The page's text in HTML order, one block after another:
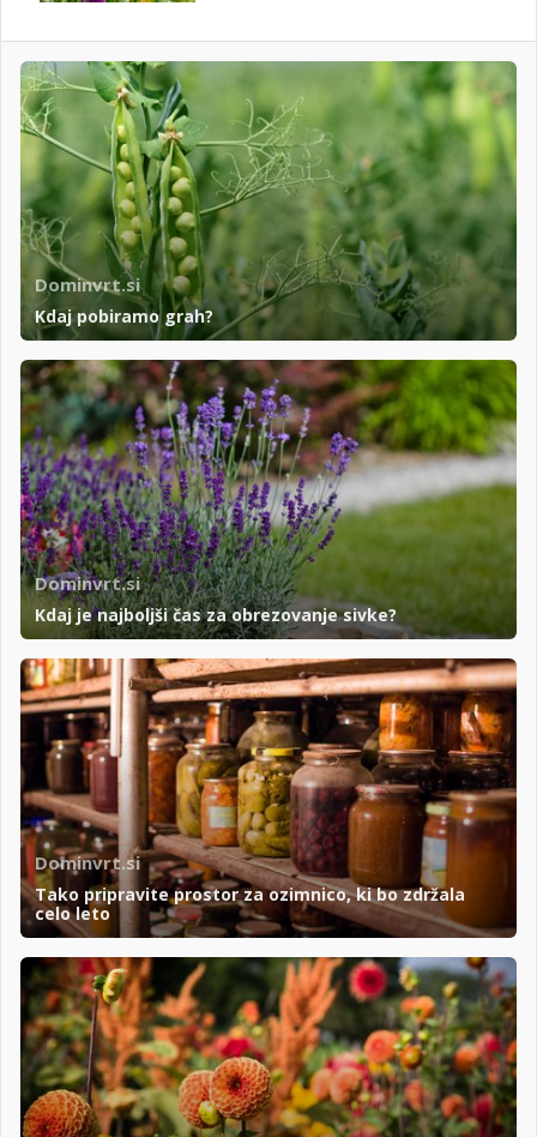
Dominvrt.si
Kdaj pobiramo grah?
Dominvrt.si
Kdaj je najboljši čas za obrezovanje sivke?
Dominvrt.si
Tako pripravite prostor za ozimnico, ki bo zdržala
celo leto